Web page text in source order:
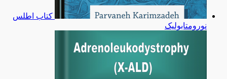
کتاب اطلس
نورومتابولیک